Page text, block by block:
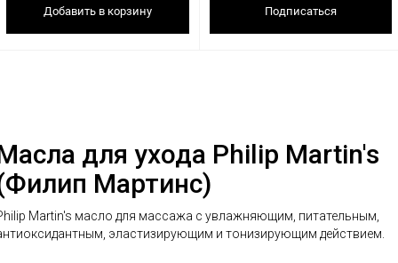
Добавить в корзину Подписаться
для ухода Philip Martin's
Мартинс)
Martin's масло для массажа с увлажняющим, питательным,
эластизирующим и тонизирующим действием.